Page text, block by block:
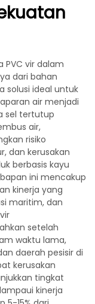
PVC vir dalam
dari bahan
solusi ideal untuk
air menjadi
sel tertutup
air,
risiko
dan kerusakan
berbasis kayu
ini mencakup
kinerja yang
maritim, dan
setelah
waktu lama,
daerah pesisir di
kerusakan
tingkat
kinerja